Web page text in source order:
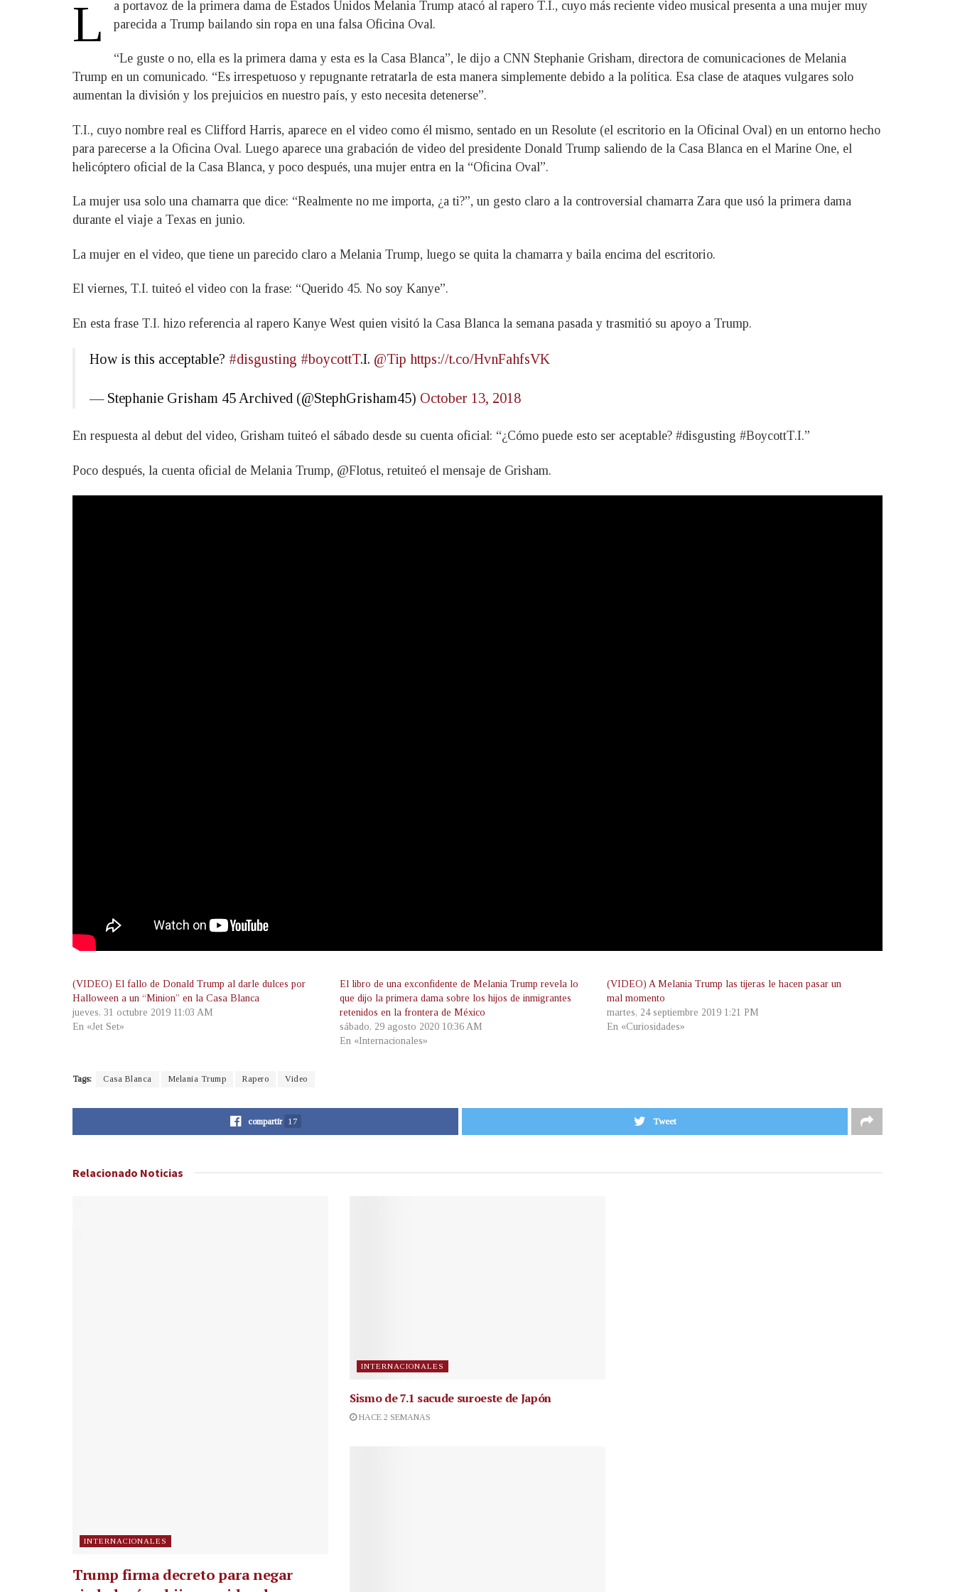
L
a portavoz de la primera dama de Estados Unidos Melania Trump atacó al rapero T.I., cuyo más reciente video musical presenta a una mujer muy
parecida a Trump bailando sin ropa en una falsa Oficina Oval.
“Le guste o no, ella es la primera dama y esta es la Casa Blanca”, le dijo a CNN Stephanie Grisham, directora de comunicaciones de Melania
Trump en un comunicado. “Es irrespetuoso y repugnante retratarla de esta manera simplemente debido a la política. Esa clase de ataques vulgares solo
aumentan la división y los prejuicios en nuestro país, y esto necesita detenerse”.
T.I., cuyo nombre real es Clifford Harris, aparece en el video como él mismo, sentado en un Resolute (el escritorio en la Oficinal Oval) en un entorno hecho
para parecerse a la Oficina Oval. Luego aparece una grabación de video del presidente Donald Trump saliendo de la Casa Blanca en el Marine One, el
helicóptero oficial de la Casa Blanca, y poco después, una mujer entra en la “Oficina Oval”.
La mujer usa solo una chamarra que dice: “Realmente no me importa, ¿a ti?”, un gesto claro a la controversial chamarra Zara que usó la primera dama
durante el viaje a Texas en junio.
La mujer en el video, que tiene un parecido claro a Melania Trump, luego se quita la chamarra y baila encima del escritorio.
El viernes, T.I. tuiteó el video con la frase: “Querido 45. No soy Kanye”.
En esta frase T.I. hizo referencia al rapero Kanye West quien visitó la Casa Blanca la semana pasada y trasmitió su apoyo a Trump.
How is this acceptable? #disgusting #boycottT.I. @Tip https://t.co/HvnFahfsVK
— Stephanie Grisham 45 Archived (@StephGrisham45) October 13, 2018
En respuesta al debut del video, Grisham tuiteó el sábado desde su cuenta oficial: “¿Cómo puede esto ser aceptable? #disgusting #BoycottT.I.”
Poco después, la cuenta oficial de Melania Trump, @Flotus, retuiteó el mensaje de Grisham.
(VIDEO) El fallo de Donald Trump al darle dulces por
Halloween a un “Minion” en la Casa Blanca
jueves, 31 octubre 2019 11:03 AM
En «Jet Set»
El libro de una exconfidente de Melania Trump revela lo
que dijo la primera dama sobre los hijos de inmigrantes
retenidos en la frontera de México
sábado, 29 agosto 2020 10:36 AM
En «Internacionales»
(VIDEO) A Melania Trump las tijeras le hacen pasar un
mal momento
martes, 24 septiembre 2019 1:21 PM
En «Curiosidades»
Tags: Casa Blanca Melania Trump Rapero Video
compartir 17 Tweet
Relacionado Noticias
INTERNACIONALES
Trump firma decreto para negar
INTERNACIONALES
Sismo de 7.1 sacude suroeste de Japón
HACE 2 SEMANAS